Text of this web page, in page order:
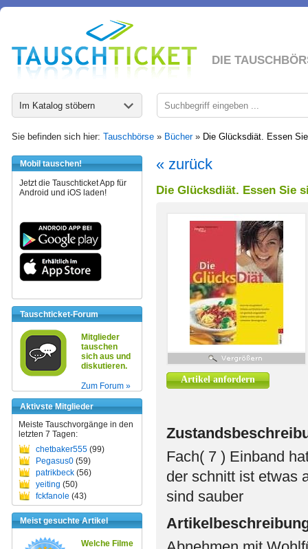
DIE
Im Katalog stöbern
Sie befinden sich hier: Tauschbörse » Bücher» Die Glücksdiät. Essen
Mobil tauschen!
Jetzt die Tauschticket App für
Android und iOS laden!
Tauschticket-Forum
Mitglieder
tauschen
sich aus und
diskutieren.
Zum Forum »
Aktivste Mitglieder
Meiste Tauschvorgänge in den
letzten 7 Tagen:
chetbaker555 (99)
Pegasus0 (59)
patrikbeck (56)
yeiting (50)
fckfanole (43)
Meist gesuchte Artikel
Welche Filme
« zurück
Die Glücksdiät. Essen Sie
Artikel anfordern
Fach( 7 ) Einband
der schnitt ist etwas
sind sauber